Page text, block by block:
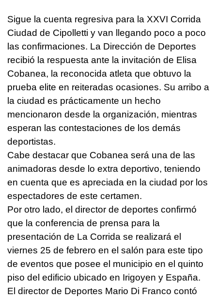
Sigue la cuenta regresiva para la XXVI Corrida
Ciudad de Cipolletti y van llegando poco a poco
las confirmaciones. La Dirección de Deportes
recibió la respuesta ante la invitación de Elisa
Cobanea, la reconocida atleta que obtuvo la
prueba elite en reiteradas ocasiones. Su arribo a
la ciudad es prácticamente un hecho
mencionaron desde la organización, mientras
esperan las contestaciones de los demás
deportistas.
Cabe destacar que Cobanea será una de las
animadoras desde lo extra deportivo, teniendo
en cuenta que es apreciada en la ciudad por los
espectadores de este certamen.
Por otro lado, el director de deportes confirmó
que la conferencia de prensa para la
presentación de La Corrida se realizará el
viernes 25 de febrero en el salón para este tipo
de eventos que posee el municipio en el quinto
piso del edificio ubicado en Irigoyen y España.
El director de Deportes Mario Di Franco contó